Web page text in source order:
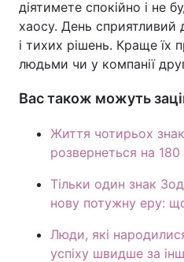
діятимете спокійно і не
хаосу. День сприятливий
і тихих рішень. Краще їх
людьми чи у компанії
Вас також можуть
Життя чотирьох
розвернеться на
Тільки один знак
нову потужну еру:
Люди, які
успіху швидше за